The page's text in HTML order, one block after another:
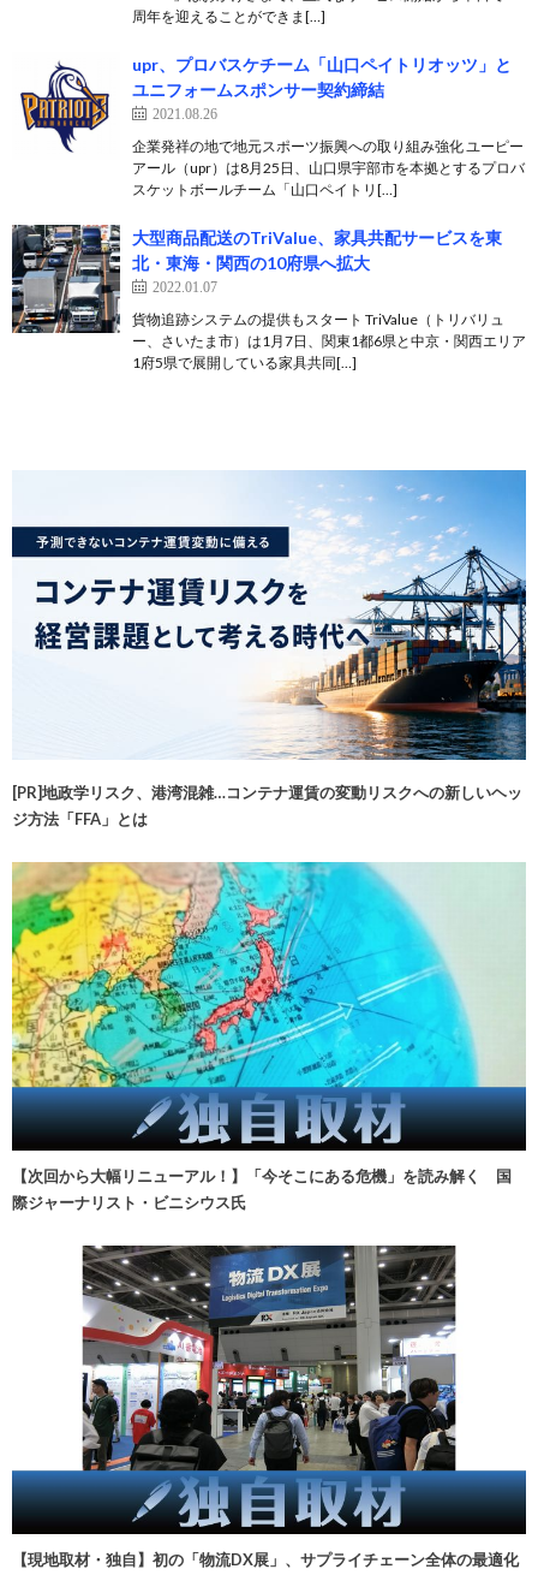
周年を迎えることができま[…]
upr、プロバスケチーム「山口ペイトリオッツ」と
ユニフォームスポンサー契約締結
2021.08.26
企業発祥の地で地元スポーツ振興への取り組み強化 ユーピー
アール（upr）は8月25日、山口県宇部市を本拠とするプロバ
スケットボールチーム「山口ペイトリ[…]
大型商品配送のTriValue、家具共配サービスを東
北・東海・関西の10府県へ拡大
2022.01.07
貨物追跡システムの提供もスタート TriValue（トリバリュ
ー、さいたま市）は1月7日、関東1都6県と中京・関西エリア
1府5県で展開している家具共同[…]
[PR]地政学リスク、港湾混雑…コンテナ運賃の変動リスクへの新しいヘッ
ジ方法「FFA」とは
【次回から大幅リニューアル！】「今そこにある危機」を読み解く 国
際ジャーナリスト・ビニシウス氏
【現地取材・独自】初の「物流DX展」、サプライチェーン全体の最適化